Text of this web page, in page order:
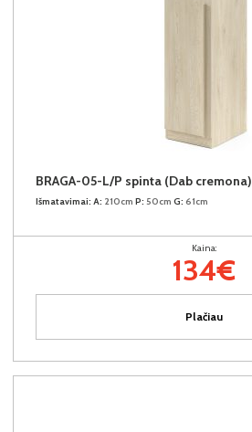
BRAGA-05-L/P spinta (Dab cremona)
Išmatavimai: A: 210cm P: 50cm G: 61cm
Kaina:
134€
Plačiau